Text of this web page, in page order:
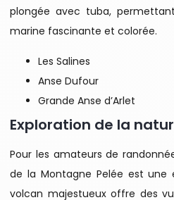
plongée avec tuba,
marine fascinante et colorée.
Les Salines
Anse Dufour
Grande Anse d’Arlet
Exploration de la
Pour les amateurs de
de la Montagne Pelée est une
volcan majestueux offre des